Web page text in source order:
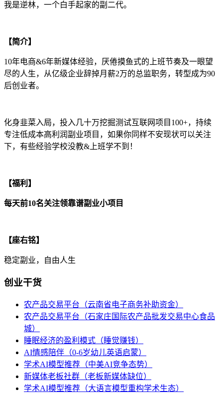
我是逆林，一个白手起家的副二代。
【简介】
10年电商&6年新媒体经验，厌倦摸鱼式的上班节奏及一眼望
尽的人生，从亿级企业辞掉月薪2万的总监职务，转型成为90
后创业者。
化身韭菜入局，投入几十万挖掘测试互联网项目100+，持续
专注低成本高利润副业项目，如果你同样不安现状可以关注
下，有些经验学校没教&上班学不到！
【福利】
每天前10名关注领靠谱副业小项目
【座右铭】
稳定副业，自由人生
创业干货
农产品交易平台（云南省电子商务补助资金）
农产品交易平台（石家庄国际农产品批发交易中心食品
城）
睡眠经济的盈利模式（睡觉赚钱）
AI情感陪伴（0-6岁幼儿英语启蒙）
学术AI模型推荐（中美AI竞争态势）
新媒体老板社群（老板新媒体缺位）
学术AI模型推荐（大语言模型重构学术生态）